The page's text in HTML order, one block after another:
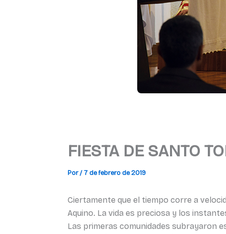
FIESTA DE SANTO
Por/ 7 de febrero de 2019
Ciertamente que el tiempo corre a
Aquino. La vida es preciosa y los
Las primeras comunidades subrayaron